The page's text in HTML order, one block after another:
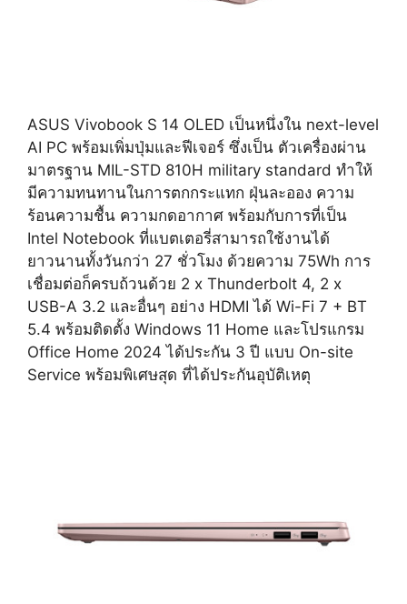
ASUS Vivobook S 14 OLED เป็นหนึ่งใน next-level
AI PC พร้อมเพิ่มปุ่มและฟีเจอร์ ซึ่งเป็น ตัวเครื่องผ่าน
มาตรฐาน MIL-STD 810H military standard ทำให้
มีความทนทานในการตกกระแทก ฝุ่นละออง ความ
ร้อนความชื้น ความกดอากาศ พร้อมกับการที่เป็น
Intel Notebook ที่แบตเตอรี่สามารถใช้งานได้
ยาวนานทั้งวันกว่า 27 ชั่วโมง ด้วยความ 75Wh การ
เชื่อมต่อก็ครบถ้วนด้วย 2 x Thunderbolt 4, 2 x
USB-A 3.2 และอื่นๆ อย่าง HDMI ได้ Wi-Fi 7 + BT
5.4 พร้อมติดตั้ง Windows 11 Home และโปรแกรม
Office Home 2024 ได้ประกัน 3 ปี แบบ On-site
Service พร้อมพิเศษสุด ที่ได้ประกันอุบัติเหตุ